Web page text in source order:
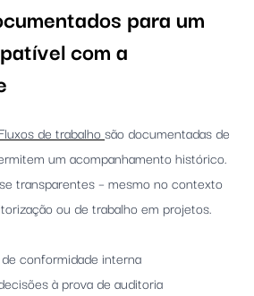
para um
com a
de trabalhosão documentadas de
um acompanhamento histórico.
transparentes – mesmo no contexto
ou de trabalho em projetos.
conformidade interna
à prova de auditoria